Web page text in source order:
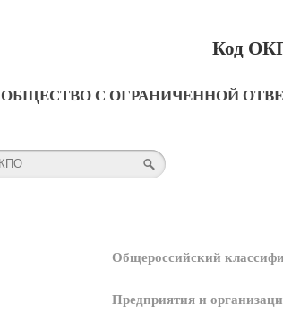
Код
ОБЩЕСТВО С ОГРАНИЧЕННОЙ
Общероссийский
Предприятия и